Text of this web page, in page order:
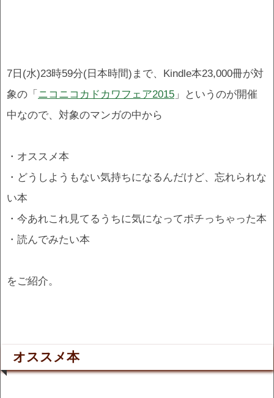
7日(水)23時59分(日本時間)まで、Kindle本23,000冊が対
象の「ニコニコカドカワフェア2015 」というのが開催
中なので、対象のマンガの中から
・オススメ本
・どうしようもない気持ちになるんだけど、忘れられな
い本
・今あれこれ見てるうちに気になってポチっちゃった本
・読んでみたい本
をご紹介。
オススメ本